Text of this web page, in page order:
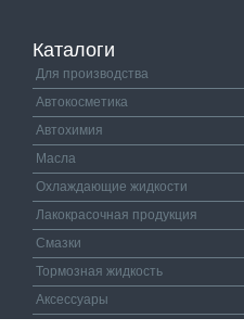
Каталоги
Для производства
Автокосметика
Автохимия
Масла
Охлаждающие жидкости
Лакокрасочная продукция
Смазки
Тормозная жидкость
Аксессуары